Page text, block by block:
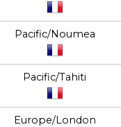
Pacific/Noumea
Pacific/Tahiti
Europe/London